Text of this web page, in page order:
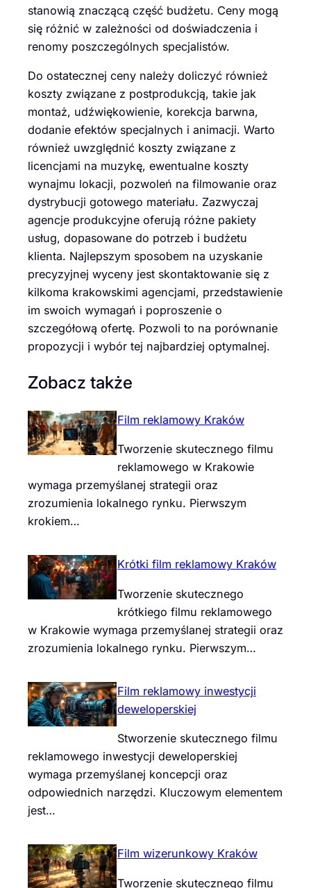
stanowią znaczącą część budżetu. Ceny mogą
się różnić w zależności od doświadczenia i
renomy poszczególnych specjalistów.
Do ostatecznej ceny należy doliczyć również
koszty związane z postprodukcją, takie jak
montaż, udźwiękowienie, korekcja barwna,
dodanie efektów specjalnych i animacji. Warto
również uwzględnić koszty związane z
licencjami na muzykę, ewentualne koszty
wynajmu lokacji, pozwoleń na filmowanie oraz
dystrybucji gotowego materiału. Zazwyczaj
agencje produkcyjne oferują różne pakiety
usług, dopasowane do potrzeb i budżetu
klienta. Najlepszym sposobem na uzyskanie
precyzyjnej wyceny jest skontaktowanie się z
kilkoma krakowskimi agencjami, przedstawienie
im swoich wymagań i poproszenie o
szczegółową ofertę. Pozwoli to na porównanie
propozycji i wybór tej najbardziej optymalnej.
Zobacz także
Film reklamowy Kraków
Tworzenie skutecznego filmu
reklamowego w Krakowie
wymaga przemyślanej strategii oraz
zrozumienia lokalnego rynku. Pierwszym
krokiem…
Krótki film reklamowy Kraków
Tworzenie skutecznego
krótkiego filmu reklamowego
w Krakowie wymaga przemyślanej strategii oraz
zrozumienia lokalnego rynku. Pierwszym…
Film reklamowy inwestycji
deweloperskiej
Stworzenie skutecznego filmu
reklamowego inwestycji deweloperskiej
wymaga przemyślanej koncepcji oraz
odpowiednich narzędzi. Kluczowym elementem
jest…
Film wizerunkowy Kraków
Tworzenie skutecznego filmu